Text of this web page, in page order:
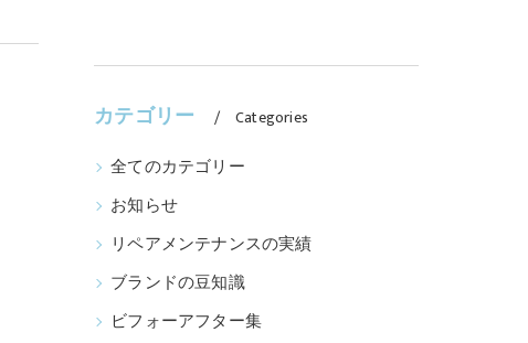
カテゴリー Categories
全てのカテゴリー
お知らせ
リペアメンテナンスの実績
ブランドの豆知識
ビフォーアフター集